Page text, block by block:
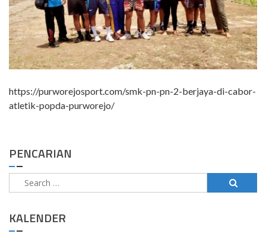
https://purworejosport.com/smk-pn-pn-2-berjaya-di-cabor-
atletik-popda-purworejo/
PENCARIAN
Search
for:
KALENDER